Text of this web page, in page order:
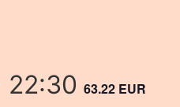
22:30 63.22 EUR